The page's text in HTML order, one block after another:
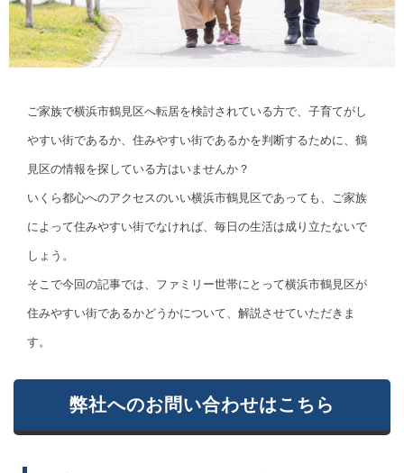
ご家族で横浜市鶴見区へ転居を検討されている方で、子育てがし
やすい街であるか、住みやすい街であるかを判断するために、鶴
見区の情報を探している方はいませんか？
いくら都心へのアクセスのいい横浜市鶴見区であっても、ご家族
によって住みやすい街でなければ、毎日の生活は成り立たないで
しょう。
そこで今回の記事では、ファミリー世帯にとって横浜市鶴見区が
住みやすい街であるかどうかについて、解説させていただきま
す。
弊社へのお問い合わせはこちら